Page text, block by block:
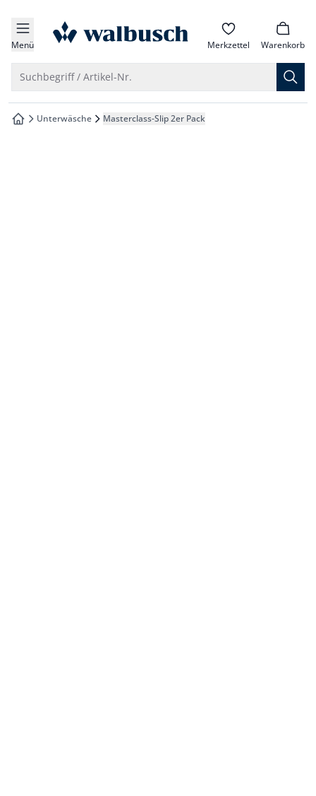
springen
springen
springen
springen
Menü zur Startseite Merkzettel Warenkorb
Suchbegriff / Artikel-Nr.
zur Startseite
Unterwäsche Masterclass-Slip 2er Pack